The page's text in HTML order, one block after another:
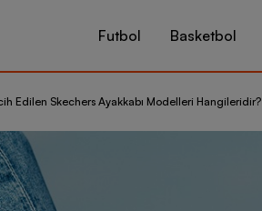
Futbol Basketbol
Edilen Skechers Ayakkabı Modelleri Hangileridir?